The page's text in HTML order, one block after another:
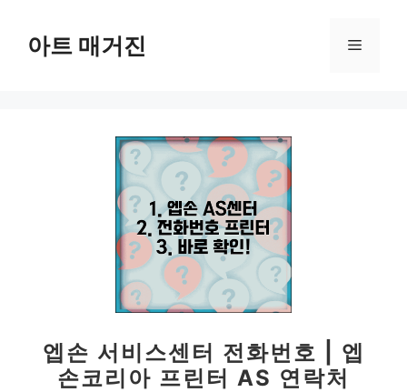
아트 매거진 메
엡손 서비스센터 전화번호 | 엡
손코리아 프린터 AS 연락처